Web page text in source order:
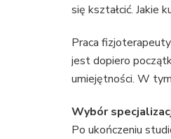
się kształcić. Jakie
Praca
jest dopiero
umiejętności. W
Wybór
Po ukończeniu